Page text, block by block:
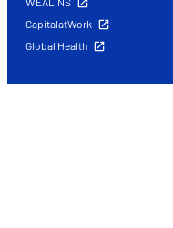
CapitalatWork
Global Health